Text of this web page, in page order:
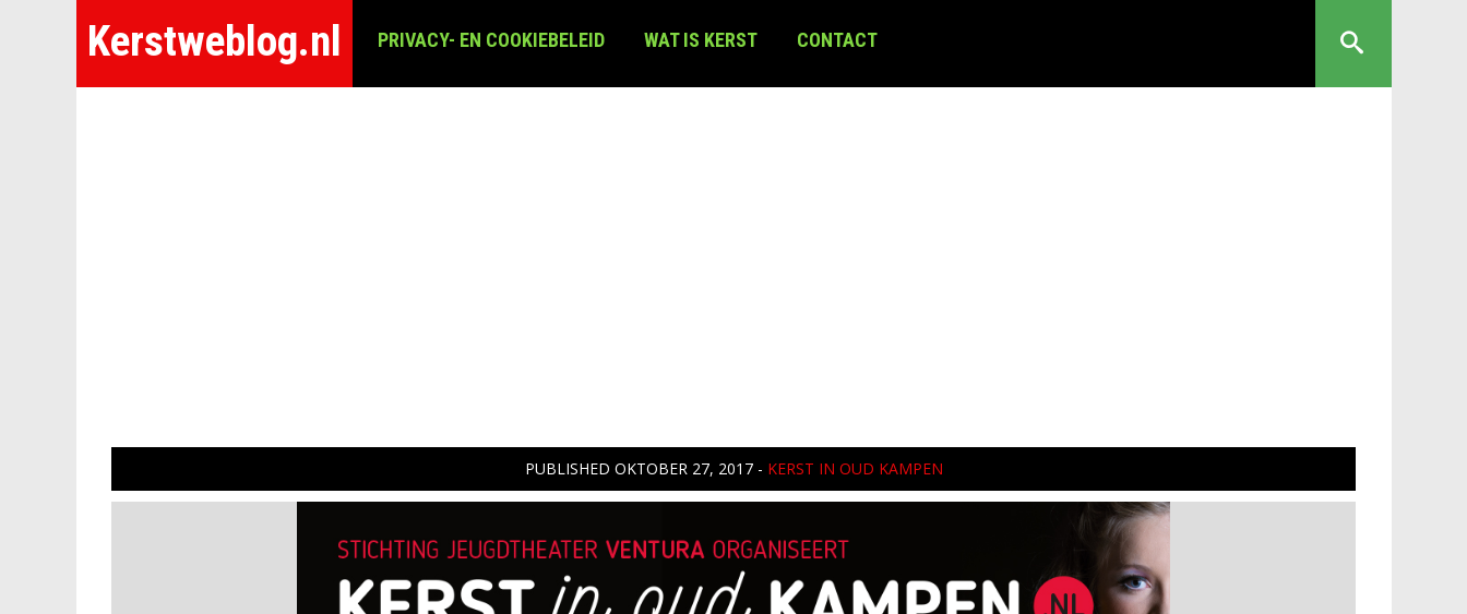
Kerstweblog.nl PRIVACY- EN COOKIEBELEID WAT IS KERST CONTACT
PUBLISHED OKTOBER 27, 2017- KERST IN OUD KAMPEN